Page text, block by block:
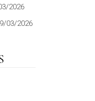
2026
03/2026